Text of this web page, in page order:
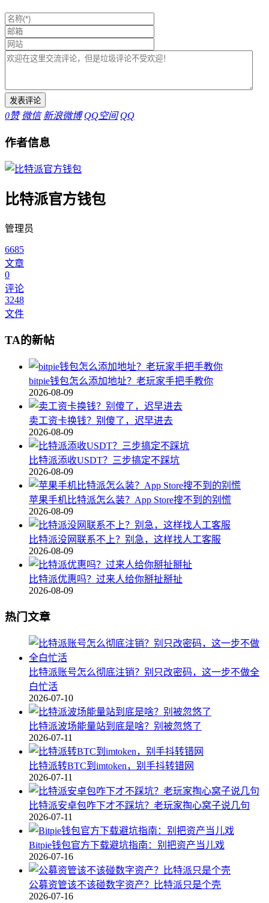
0赞 微信 新浪微博 QQ空间 QQ
作者信息
比特派官方钱包
管理员
6685
文章
0
评论
3248
文件
TA的新帖
bitpie钱包怎么添加地址？老玩家手把手教你
2026-08-09
卖工资卡换钱？别傻了，迟早进去
2026-08-09
比特派添收USDT？三步搞定不踩坑
2026-08-09
苹果手机比特派怎么装？App Store搜不到的别慌
2026-08-09
比特派没网联系不上？别急，这样找人工客服
2026-08-09
比特派优惠吗？过来人给你掰扯掰扯
2026-08-09
热门文章
比特派账号怎么彻底注销？别只改密码，这一步不做全
白忙活
2026-07-10
比特派波场能量站到底是啥？别被忽悠了
2026-07-11
比特派转BTC到imtoken，别手抖转错网
2026-07-11
比特派安卓包咋下才不踩坑？老玩家掏心窝子说几句
2026-07-11
Bitpie钱包官方下载避坑指南：别把资产当儿戏
2026-07-16
公募资管该不该碰数字资产？比特派只是个壳
2026-07-16